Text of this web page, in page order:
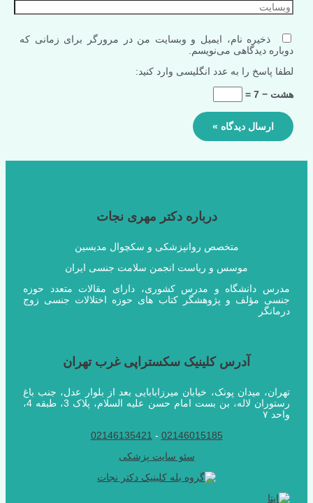
ذخیره نام، ایمیل و وبسایت من در مرورگر برای زمانی که
دوباره دیدگاهی می‌نویسم.
لطفا پاسخ را به عدد انگلیسی وارد کنید:
هشت − 7 =
درباره دکتر مهری نجات
متخصص روانپزشکی و سکچوال مدیسین
موسس و ریاست انجمن سلامت جنسی ایران
مدرس دانشگاه و مدرس کشوری، دارای مقالات متعدد حوزه
جنسی مؤلف و پژوهشگر کتاب های حوزه اختلالات جنسی زوج
درمانگر
آدرس کلینیک سکستراپی غرب تهران
تهران، میدان پونک، خیابان میرزابابایی بعد از بلوار عدل، جنب باغ
رستوران لاله، بن بست امام حسن علیه السلام، پلاک 3، طبقه 4،
واحد ۷
02146015185
-
02146135421
سئو سایت پزشکی